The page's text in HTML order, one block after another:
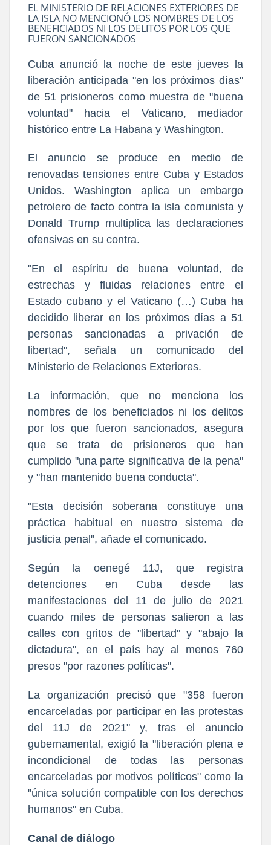
EL MINISTERIO DE RELACIONES EXTERIORES DE
LA ISLA NO MENCIONÓ LOS NOMBRES DE LOS
BENEFICIADOS NI LOS DELITOS POR LOS QUE
FUERON SANCIONADOS
Cuba anunció la noche de este jueves la
liberación anticipada "en los próximos días"
de 51 prisioneros como muestra de "buena
voluntad" hacia el Vaticano, mediador
histórico entre La Habana y Washington.
El anuncio se produce en medio de
renovadas tensiones entre Cuba y Estados
Unidos. Washington aplica un embargo
petrolero de facto contra la isla comunista y
Donald Trump multiplica las declaraciones
ofensivas en su contra.
"En el espíritu de buena voluntad, de
estrechas y fluidas relaciones entre el
Estado cubano y el Vaticano (…) Cuba ha
decidido liberar en los próximos días a 51
personas sancionadas a privación de
libertad", señala un comunicado del
Ministerio de Relaciones Exteriores.
La información, que no menciona los
nombres de los beneficiados ni los delitos
por los que fueron sancionados, asegura
que se trata de prisioneros que han
cumplido "una parte significativa de la pena"
y "han mantenido buena conducta".
"Esta decisión soberana constituye una
práctica habitual en nuestro sistema de
justicia penal", añade el comunicado.
Según la oenegé 11J, que registra
detenciones en Cuba desde las
manifestaciones del 11 de julio de 2021
cuando miles de personas salieron a las
calles con gritos de "libertad" y "abajo la
dictadura", en el país hay al menos 760
presos "por razones políticas".
La organización precisó que "358 fueron
encarceladas por participar en las protestas
del 11J de 2021" y, tras el anuncio
gubernamental, exigió la "liberación plena e
incondicional de todas las personas
encarceladas por motivos políticos" como la
"única solución compatible con los derechos
humanos" en Cuba.
Canal de diálogo